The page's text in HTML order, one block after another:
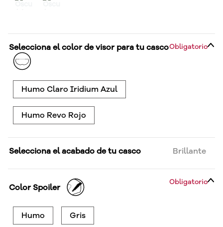
Selecciona el color de visor para tu cascoObligatorio
Humo Claro Iridium Azul
Humo Revo Rojo
Selecciona el acabado de tu casco Brillante
Color Spoiler
Obligatorio
Humo Gris